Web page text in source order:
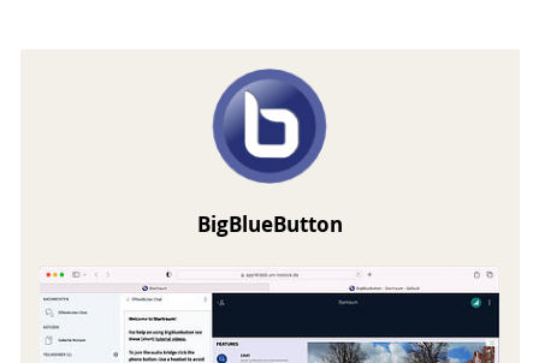
BigBlueButton